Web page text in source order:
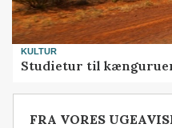
KULTUR
Studietur til
FRA VORES